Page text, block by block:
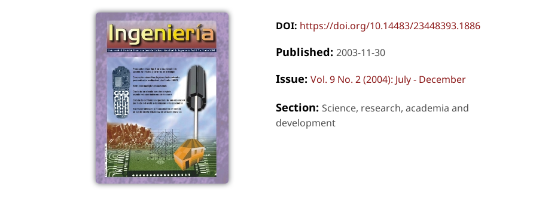
DOI: https://doi.org/10.14483/23448393.1886
Published: 2003-11-30
Issue: Vol. 9 No. 2 (2004): July - December
Section: Science, research, academia and
development